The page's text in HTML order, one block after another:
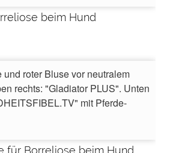
beim Hund
für Borreliose beim Hund